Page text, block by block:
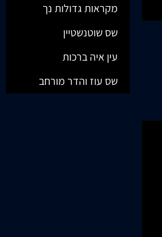
מקראות גדולות נך
שס שוטנשטיין
עין איה ברכות
שס עוז והדר מורחב